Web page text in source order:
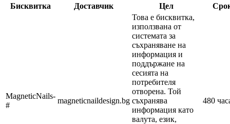
Бисквитка
Доставчик Цел
MagneticNails-
#
magneticnaildesign.bg
Това е бисквитка,
използвана от
системата за
съхраняване на
информация и
поддържане на
сесията на
потребителя
отворена. Той
съхранява
информация като
валута, език,
480